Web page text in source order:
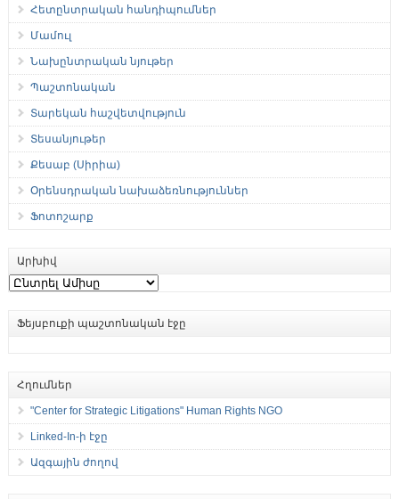
Հետընտրական հանդիպումներ
Մամուլ
Նախընտրական նյութեր
Պաշտոնական
Տարեկան հաշվետվություն
Տեսանյութեր
Քեսաբ (Սիրիա)
Օրենսդրական նախաձեռնություններ
Ֆոտոշարք
Արխիվ
Արխիվ
Ֆեյսբուքի պաշտոնական էջը
Հղումներ
"Center for Strategic Litigations" Human Rights NGO
Linked-In-ի էջը
Ազգային ժողով